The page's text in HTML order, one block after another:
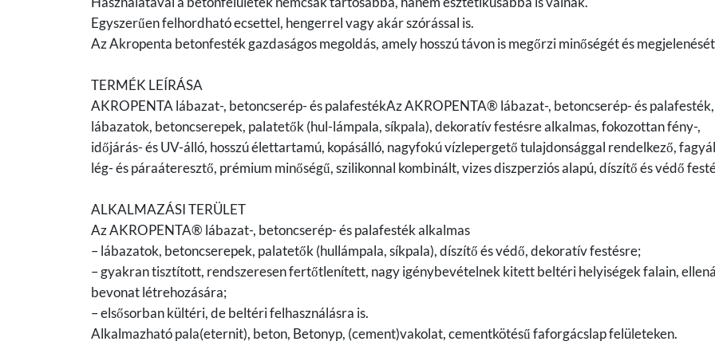
Egyszerűen felhordható ecsettel, hengerrel vagy akár szórással is.
Az Akropenta betonfesték gazdaságos megoldás, amely hosszú távon is megőrzi minőségét és
TERMÉK LEÍRÁSA
AKROPENTA lábazat-, betoncserép- és palafestékAz AKROPENTA® lábazat-, betoncserép- és palafesték,
lábazatok, betoncserepek, palatetők (hul-lámpala, síkpala), dekoratív festésre alkalmas, fokozottan fény-,
időjárás- és UV-álló, hosszú élettartamú, kopásálló, nagyfokú vízlepergető tulajdonsággal rendelkező,
lég- és páraáteresztő, prémium minőségű, szilikonnal kombinált, vizes diszperziós alapú, díszítő és védő
ALKALMAZÁSI TERÜLET
Az AKROPENTA® lábazat-, betoncserép- és palafesték alkalmas
– lábazatok, betoncserepek, palatetők (hullámpala, síkpala), díszítő és védő, dekoratív festésre;
– gyakran tisztított, rendszeresen fertőtlenített, nagy igénybevételnek kitett beltéri helyiségek falain,
bevonat létrehozására;
– elsősorban kültéri, de beltéri felhasználásra is.
Alkalmazható pala(eternit), beton, Betonyp, (cement)vakolat, cementkötésű faforgácslap felületeken.